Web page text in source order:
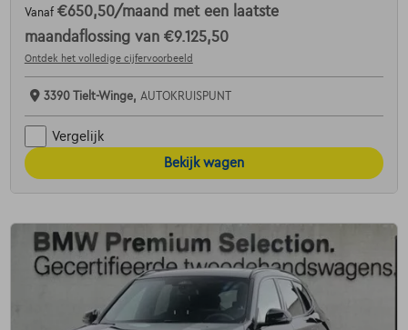
Vanaf €650,50/maand met een laatste
maandaflossing van €9.125,50
Ontdek het volledige cijfervoorbeeld
3390 Tielt-Winge, AUTOKRUISPUNT
Vergelijk
Bekijk wagen